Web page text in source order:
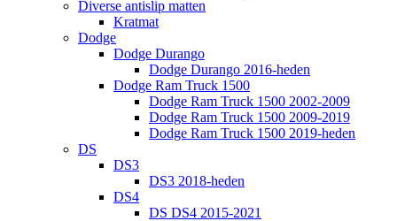
Diverse antislip matten
Kratmat
Dodge
Dodge Durango
Dodge Durango 2016-heden
Dodge Ram Truck 1500
Dodge Ram Truck 1500 2002-2009
Dodge Ram Truck 1500 2009-2019
Dodge Ram Truck 1500 2019-heden
DS
DS3
DS3 2018-heden
DS4
DS DS4 2015-2021